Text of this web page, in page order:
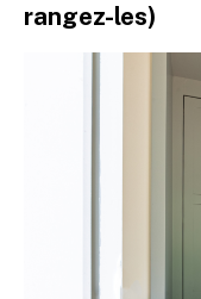
rangez-les)